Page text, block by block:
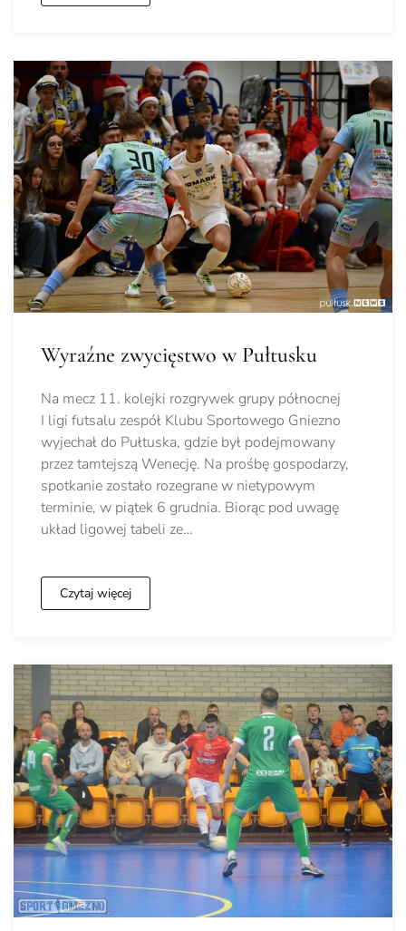
Wyraźne zwycięstwo w Pułtusku
Na mecz 11. kolejki rozgrywek grupy północnej
I ligi futsalu zespół Klubu Sportowego Gniezno
wyjechał do Pułtuska, gdzie był podejmowany
przez tamtejszą Wenecję. Na prośbę gospodarzy,
spotkanie zostało rozegrane w nietypowym
terminie, w piątek 6 grudnia. Biorąc pod uwagę
układ ligowej tabeli ze…
Czytaj więcej